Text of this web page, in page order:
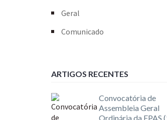
Geral
Comunicado
ARTIGOS RECENTES
Convocatória de
Assembleia Geral
Ordinária da FPAS